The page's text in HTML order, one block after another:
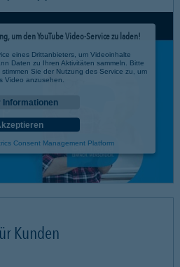
um den YouTube Video-Service zu laden!
eines Drittanbieters, um Videoinhalte
Daten zu Ihren Aktivitäten sammeln. Bitte
Sie der Nutzung des Service zu, um
Video anzusehen.
Informationen
Consent Management Platform
Kunden